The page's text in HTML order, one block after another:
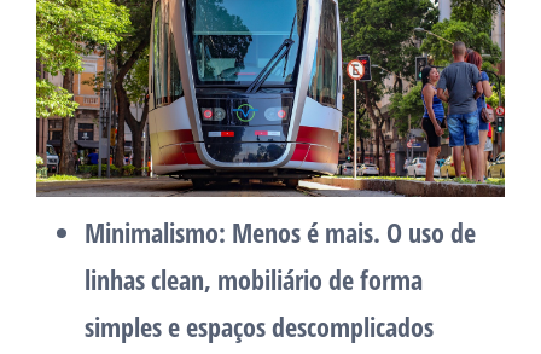
Minimalismo: Menos é mais. O uso de
linhas clean, mobiliário de forma
simples e espaços descomplicados